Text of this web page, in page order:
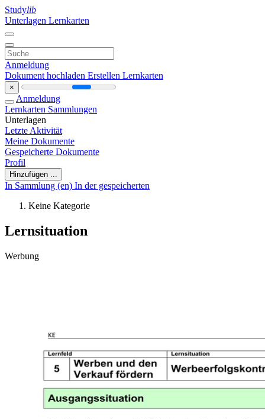
Studylib
Unterlagen Lernkarten
Anmeldung
Dokument hochladen Erstellen Lernkarten
×
Anmeldung
Lernkarten Sammlungen
Unterlagen
Letzte Aktivität
Meine Dokumente
Gespeicherte Dokumente
Profil
Hinzufügen ...
In Sammlung (en) In der gespeicherten
Keine Kategorie
Lernsituation
Werbung